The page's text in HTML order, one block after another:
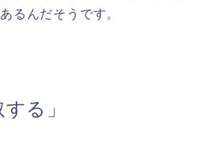
るんだそうです。
る」